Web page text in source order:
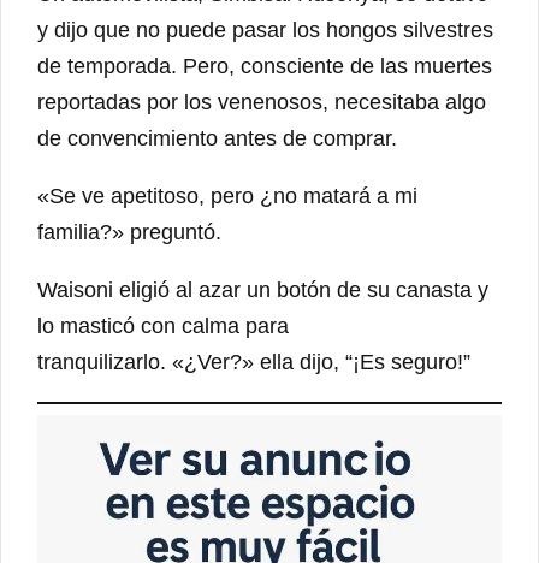
y dijo que no puede pasar los hongos silvestres
de temporada. Pero, consciente de las muertes
reportadas por los venenosos, necesitaba algo
de convencimiento antes de comprar.
«Se ve apetitoso, pero ¿no matará a mi
familia?» preguntó.
Waisoni eligió al azar un botón de su canasta y
lo masticó con calma para
tranquilizarlo. «¿Ver?» ella dijo, “¡Es seguro!”